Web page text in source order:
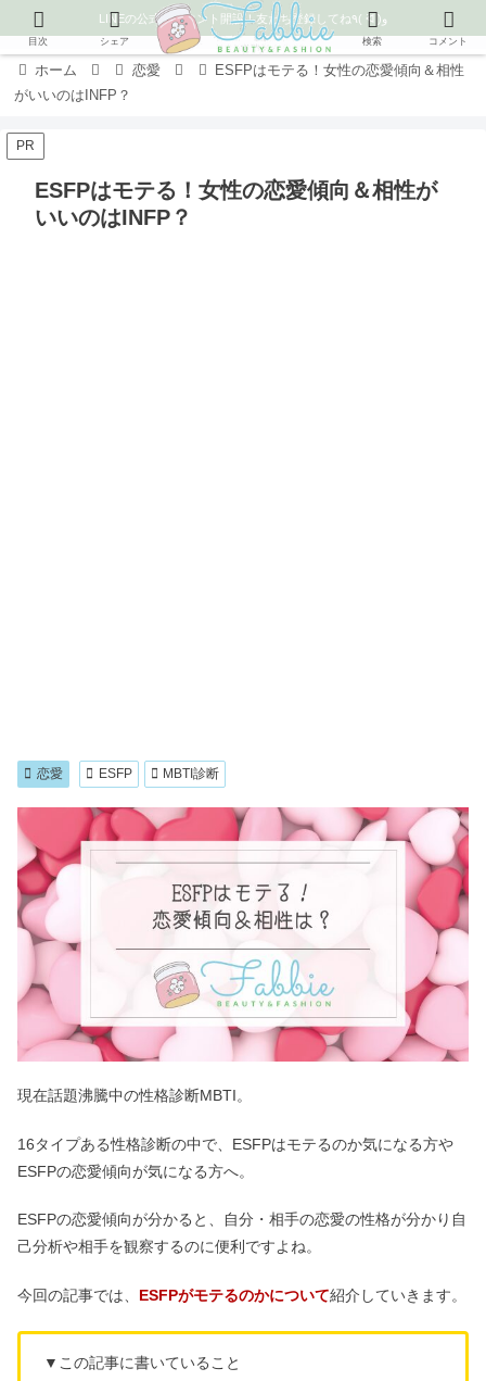
LINEの公式アカウント開設！友だち登録してね٩( ᐛ )و
ホーム 恋愛
ESFPはモテる！女性の恋愛傾向＆相性
がいいのはINFP？
PR
ESFPはモテる！女性の恋愛傾向＆相性が
いいのはINFP？
恋愛 ESFP MBTI診断
現在話題沸騰中の性格診断MBTI。
16タイプある性格診断の中で、ESFPはモテるのか気になる方や
ESFPの恋愛傾向が気になる方へ。
ESFPの恋愛傾向が分かると、自分・相手の恋愛の性格が分かり自
己分析や相手を観察するのに便利ですよね。
今回の記事では、 ESFPがモテるのかについて紹介していきます。
▼この記事に書いていること
目次 シェア 検索 コメント